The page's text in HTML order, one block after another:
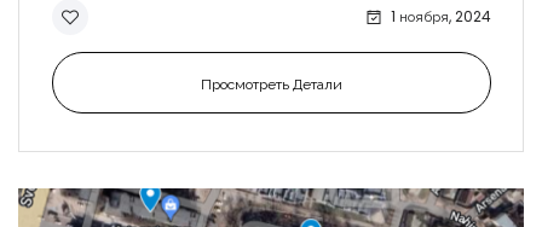
1 ноября, 2024
Просмотреть Детали